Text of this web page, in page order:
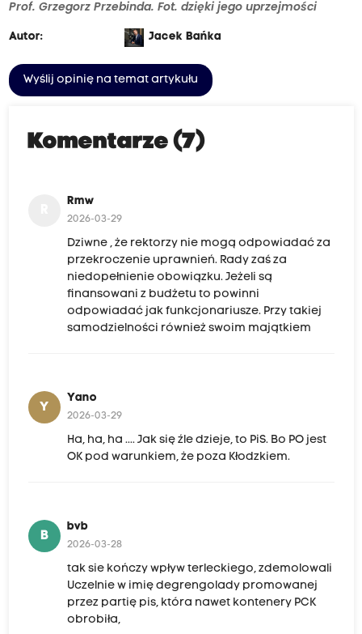
Prof. Grzegorz Przebinda. Fot. dzięki jego uprzejmości
Autor: Jacek Bańka
Wyślij opinię na temat artykułu
Komentarze (7)
Rmw
2026-03-29
Dziwne , że rektorzy nie mogą odpowiadać za
przekroczenie uprawnień. Rady zaś za
niedopełnienie obowiązku. Jeżeli są
finansowani z budżetu to powinni
odpowiadać jak funkcjonariusze. Przy takiej
samodzielności również swoim majątkiem
Y
Yano
2026-03-29
Ha, ha, ha .... Jak się źle dzieje, to PiS. Bo PO jest
OK pod warunkiem, że poza Kłodzkiem.
B
bvb
2026-03-28
tak sie kończy wpływ terleckiego, zdemolowali
Uczelnie w imię degrengolady promowanej
przez partię pis, która nawet kontenery PCK
obrobiła,